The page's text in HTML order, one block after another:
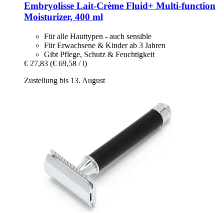
Embryolisse Lait-​Crème Fluid+ Multi-​function
Moisturizer, 400 ml
Für alle Hauttypen - auch sensible
Für Erwachsene & Kinder ab 3 Jahren
Gibt Pflege, Schutz & Feuchtigkeit
€ 27,83 (€ 69,58 / l)
Zustellung bis 13. August